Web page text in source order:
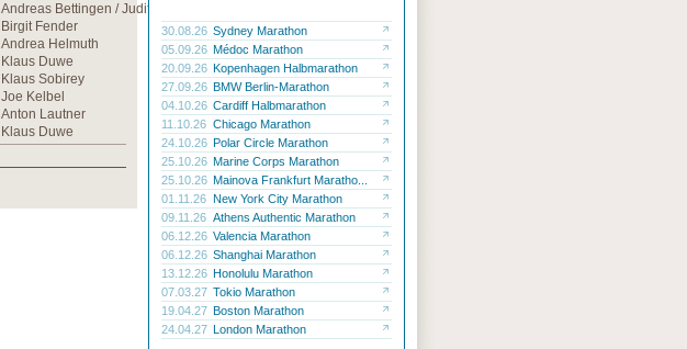
Andreas Bettingen / Judith Strack
Birgit Fender
Andrea Helmuth
Klaus Duwe
Klaus Sobirey
Joe Kelbel
Anton Lautner
Klaus Duwe
30.08.26 Sydney Marathon
05.09.26 Médoc Marathon
20.09.26 Kopenhagen Halbmarathon
27.09.26 BMW Berlin-Marathon
04.10.26 Cardiff Halbmarathon
11.10.26 Chicago Marathon
24.10.26 Polar Circle Marathon
25.10.26 Marine Corps Marathon
25.10.26 Mainova Frankfurt Maratho...
01.11.26 New York City Marathon
09.11.26 Athens Authentic Marathon
06.12.26 Valencia Marathon
06.12.26 Shanghai Marathon
13.12.26 Honolulu Marathon
07.03.27 Tokio Marathon
19.04.27 Boston Marathon
24.04.27 London Marathon